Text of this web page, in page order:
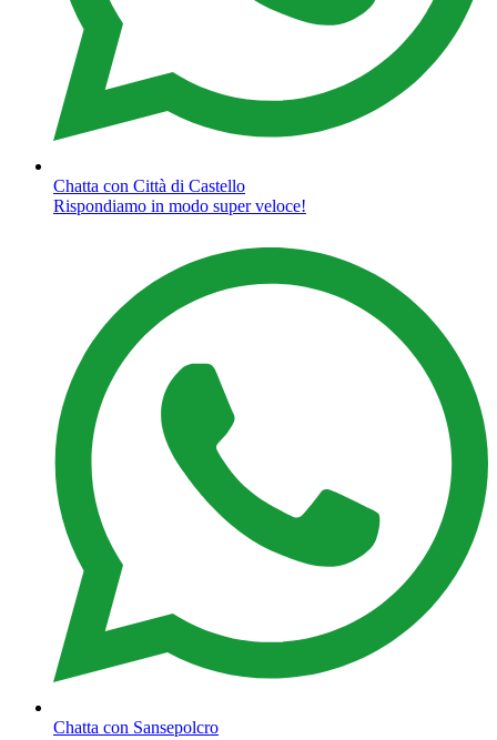
Chatta con Città di Castello
Rispondiamo in modo super veloce!
Chatta con Sansepolcro